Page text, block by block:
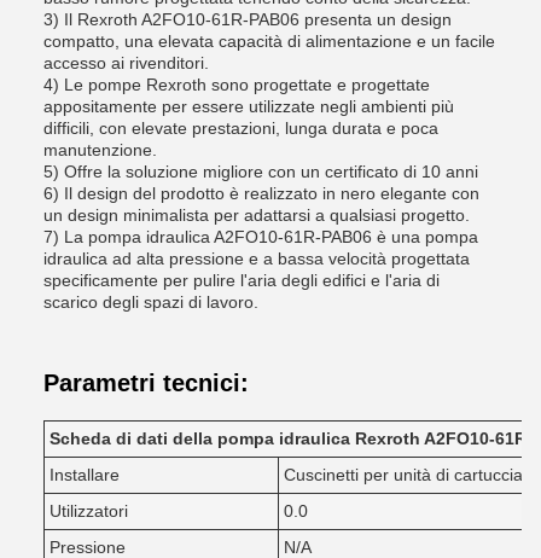
3) Il Rexroth A2FO10-61R-PAB06 presenta un design
compatto, una elevata capacità di alimentazione e un facile
accesso ai rivenditori.
4) Le pompe Rexroth sono progettate e progettate
appositamente per essere utilizzate negli ambienti più
difficili, con elevate prestazioni, lunga durata e poca
manutenzione.
5) Offre la soluzione migliore con un certificato di 10 anni
6) Il design del prodotto è realizzato in nero elegante con
un design minimalista per adattarsi a qualsiasi progetto.
7) La pompa idraulica A2FO10-61R-PAB06 è una pompa
idraulica ad alta pressione e a bassa velocità progettata
specificamente per pulire l'aria degli edifici e l'aria di
scarico degli spazi di lavoro.
Parametri tecnici:
Scheda di dati della pompa idraulica Rexroth A2FO10-61R-
Installare
Cuscinetti per unità di cartuccia
Utilizzatori
0.0
Pressione
N/A